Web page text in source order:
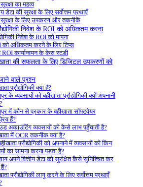
का महत्व
डेटा की सुरक्षा के लिए सर्वोत्तम प्रथाएँ
सुरक्षा के लिए उपकरण और तकनीकें
निवेश के ROI को अधिकतम करना
निवेश के ROI को मापना
को अधिकतम करने के लिए टिप्स
कार्यान्वयन के केस स्टडी
की सफलता के लिए डिजिटल उपकरणों को
वाले प्रश्न
प्रौद्योगिकी क्या है?
के व्यवसायों को बहीखाता प्रौद्योगिकी क्यों अपनानी
में कौन से प्रकार के बहीखाता सॉफ़्टवेयर
हैं?
अकाउंटिंग व्यवसायों को कैसे लाभ पहुँचाती है?
में OCR तकनीक क्या है?
प्रौद्योगिकी को अपनाने में व्यवसायों को किन
का सामना करना पड़ता है?
अपने वित्तीय डेटा को सुरक्षित कैसे सुनिश्चित कर
प्रौद्योगिकी लागू करने के लिए सर्वोत्तम प्रथाएँ